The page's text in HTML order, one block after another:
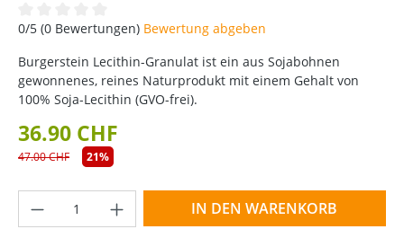
Durchschnittliche Bewertung von 0 von 5 Sternen
0/5 (0 Bewertungen) Bewertung abgeben
Burgerstein Lecithin-Granulat ist ein aus Sojabohnen
gewonnenes, reines Naturprodukt mit einem Gehalt von
100% Soja-Lecithin (GVO-frei).
36.90 CHF
47.00 CHF 21%
Produkt Anzahl: Gib den gewünschten
IN DEN WARENKORB